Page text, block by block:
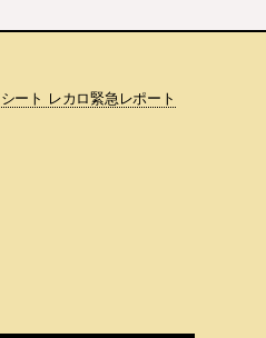
ート レカロ緊急レポート